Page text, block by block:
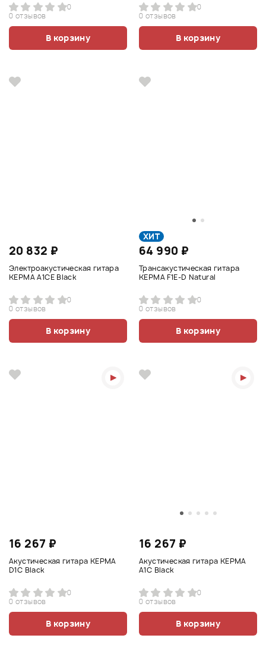
0
0 отзывов
В корзину
0
0 отзывов
В корзину
20 832 ₽
Электроакустическая гитара
KEPMA A1CE Black
0
0 отзывов
В корзину
ХИТ
64 990 ₽
Трансакустическая гитара
KEPMA F1E-D Natural
0
0 отзывов
В корзину
16 267 ₽
Акустическая гитара KEPMA
D1C Black
0
0 отзывов
В корзину
16 267 ₽
Акустическая гитара KEPMA
A1C Black
0
0 отзывов
В корзину